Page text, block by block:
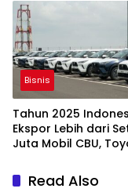
Bisnis
Tahun 2025
Ekspor Lebih dari
Juta Mobil CBU,
Read Also